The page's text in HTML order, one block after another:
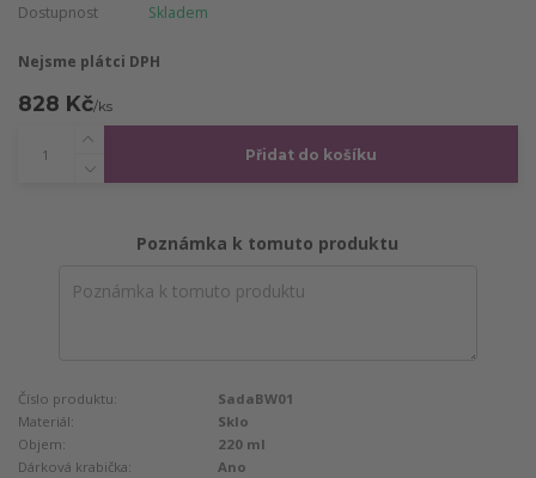
Dostupnost Skladem
Nejsme plátci DPH
828 Kč/ks
Přidat do košíku
Poznámka k tomuto produktu
Číslo produktu:
SadaBW01
Materiál:
Sklo
Objem:
220 ml
Dárková krabička:
Ano